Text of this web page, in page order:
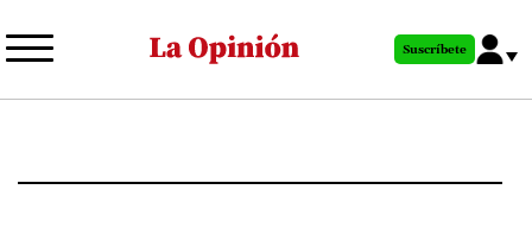
al
principal
Suscríbete